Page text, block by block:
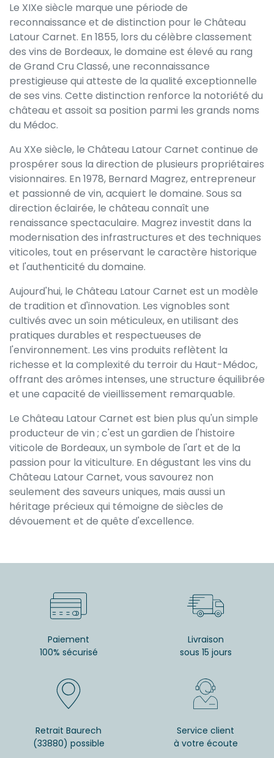
Le XIXe siècle marque une période de
reconnaissance et de distinction pour le Château
Latour Carnet. En 1855, lors du célèbre classement
des vins de Bordeaux, le domaine est élevé au rang
de Grand Cru Classé, une reconnaissance
prestigieuse qui atteste de la qualité exceptionnelle
de ses vins. Cette distinction renforce la notoriété du
château et assoit sa position parmi les grands noms
du Médoc.
Au XXe siècle, le Château Latour Carnet continue de
prospérer sous la direction de plusieurs propriétaires
visionnaires. En 1978, Bernard Magrez, entrepreneur
et passionné de vin, acquiert le domaine. Sous sa
direction éclairée, le château connaît une
renaissance spectaculaire. Magrez investit dans la
modernisation des infrastructures et des techniques
viticoles, tout en préservant le caractère historique
et l'authenticité du domaine.
Aujourd'hui, le Château Latour Carnet est un modèle
de tradition et d'innovation. Les vignobles sont
cultivés avec un soin méticuleux, en utilisant des
pratiques durables et respectueuses de
l'environnement. Les vins produits reflètent la
richesse et la complexité du terroir du Haut-Médoc,
offrant des arômes intenses, une structure équilibrée
et une capacité de vieillissement remarquable.
Le Château Latour Carnet est bien plus qu'un simple
producteur de vin ; c'est un gardien de l'histoire
viticole de Bordeaux, un symbole de l'art et de la
passion pour la viticulture. En dégustant les vins du
Château Latour Carnet, vous savourez non
seulement des saveurs uniques, mais aussi un
héritage précieux qui témoigne de siècles de
dévouement et de quête d'excellence.
Paiement
100% sécurisé
Livraison
sous 15 jours
Retrait Baurech
(33880) possible
Service client
à votre écoute